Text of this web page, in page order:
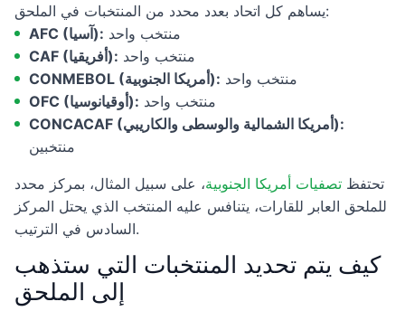
يساهم كل اتحاد بعدد محدد من المنتخبات في الملحق:
AFC (آسيا): منتخب واحد
CAF (أفريقيا): منتخب واحد
CONMEBOL (أمريكا الجنوبية): منتخب واحد
OFC (أوقيانوسيا): منتخب واحد
CONCACAF (أمريكا الشمالية والوسطى والكاريبي):
منتخبين
تحتفظ تصفيات أمريكا الجنوبية، على سبيل المثال، بمركز محدد
للملحق العابر للقارات، يتنافس عليه المنتخب الذي يحتل المركز
السادس في الترتيب.
كيف يتم تحديد المنتخبات التي ستذهب
إلى الملحق